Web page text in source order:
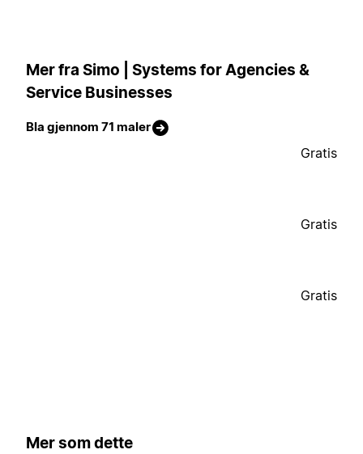
Mer fra Simo | Systems for Agencies &
Service Businesses
Bla gjennom 71 maler
Gratis
Gratis
Gratis
Mer som dette